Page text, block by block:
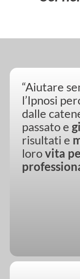
“Aiutare
l’Ipnosi
dalle
passato e
risultati e
lorovita